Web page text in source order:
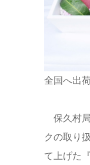
全国へ出
保久村局
クの取り
て上げた